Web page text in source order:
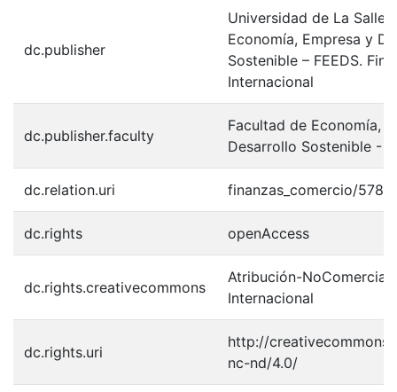
dc.publisher
Universidad de La Salle.
Economía, Empresa y
Sostenible – FEEDS.
Internacional
dc.publisher.faculty
Facultad de Economía,
Desarrollo Sostenible -
dc.relation.uri finanzas_comercio/578
dc.rights openAccess
dc.rights.creativecommons
Atribución-
Internacional
dc.rights.uri
http://
nc-nd/4.0/